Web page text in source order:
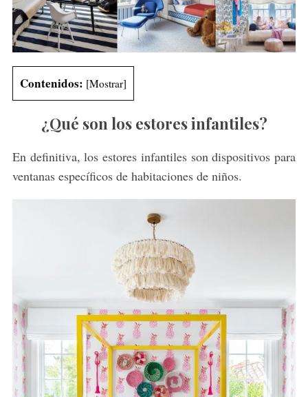
Contenidos: [Mostrar]
¿Qué son los estores infantiles?
En definitiva, los estores infantiles son dispositivos para
ventanas específicos de habitaciones de niños.